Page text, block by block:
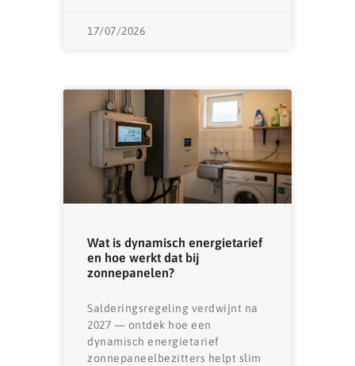
17/07/2026
Wat is dynamisch energietarief
en hoe werkt dat bij
zonnepanelen?
Salderingsregeling verdwijnt na
2027 — ontdek hoe een
dynamisch energietarief
zonnepaneelbezitters helpt slim